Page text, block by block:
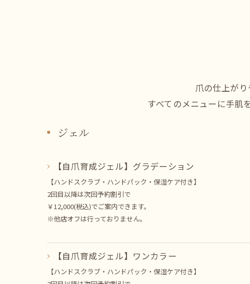
爪の仕上が
すべてのメニューに手肌
ジェル
【自爪育成ジェル】グラデーション
【ハンドスクラブ・ハンドパック・保湿ケア付き】
2回目以降は次回予約割引で
￥12,000(税込)でご案内できます。
※他店オフは行っておりません。
【自爪育成ジェル】ワンカラー
【ハンドスクラブ・ハンドパック・保湿ケア付き】